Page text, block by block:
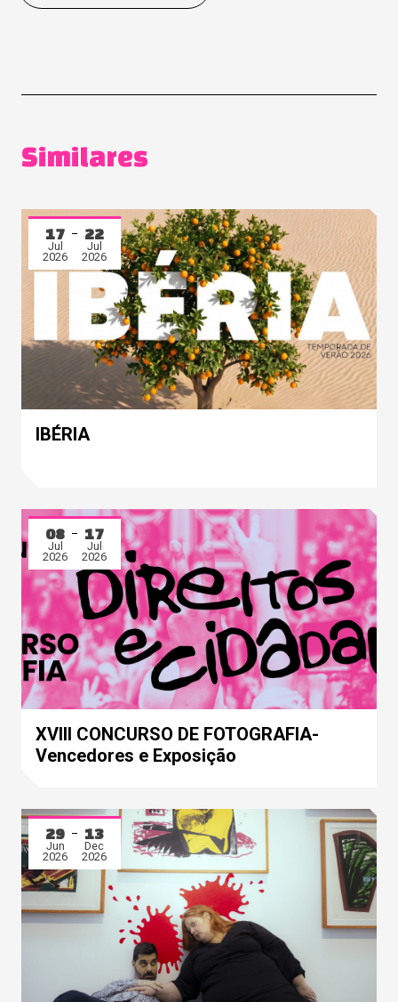
Similares
17
Jul
2026
22
Jul
2026
IBÉRIA
08
Jul
2026
17
Jul
2026
XVIII CONCURSO DE FOTOGRAFIA-
Vencedores e Exposição
29
Jun
2026
13
Dec
2026